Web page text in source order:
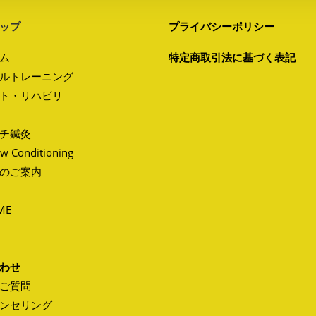
プ
トレーニング
・リハビリ
鍼灸
Conditioning
ご案内
せ
質問
セリング
プライバシーポリシー
特定商取引法に基づく表記